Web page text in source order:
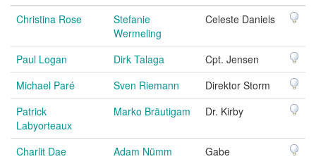
Christina Rose
Stefanie
Wermeling
Celeste Daniels
Paul Logan Dirk Talaga
Cpt. Jensen
Michael Paré
Sven Riemann
Direktor Storm
Patrick
Labyorteaux
Marko Bräutigam Dr. Kirby
Charlit Dae Adam Nümm
Gabe